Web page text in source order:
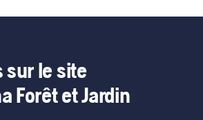
sur le site
Forêt et Jardin